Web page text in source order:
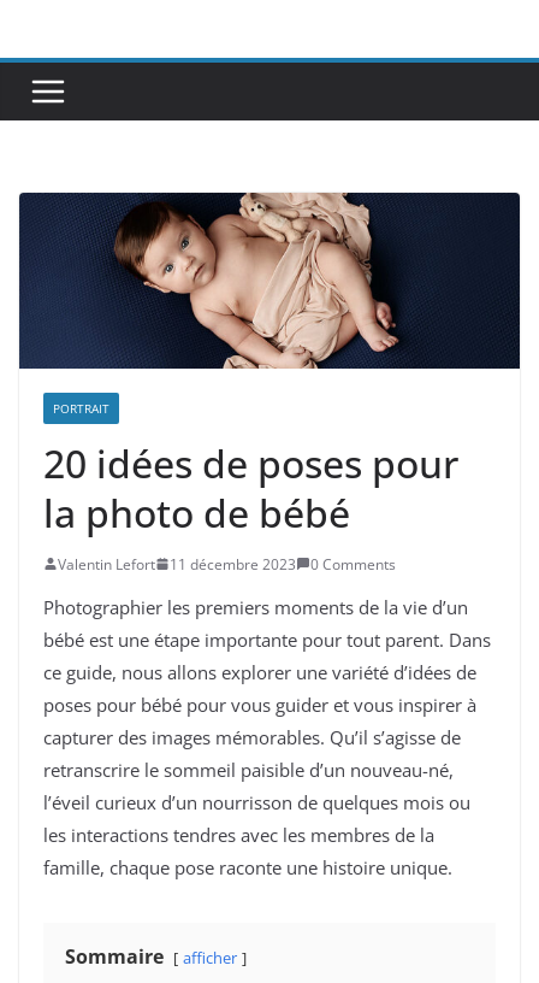
contenu
PORTRAIT
20 idées de poses pour
la photo de bébé
Valentin Lefort 11 décembre 2023 0 Comments
Photographier les premiers moments de la vie d’un
bébé est une étape importante pour tout parent. Dans
ce guide, nous allons explorer une variété d’idées de
poses pour bébé pour vous guider et vous inspirer à
capturer des images mémorables. Qu’il s’agisse de
retranscrire le sommeil paisible d’un nouveau-né,
l’éveil curieux d’un nourrisson de quelques mois ou
les interactions tendres avec les membres de la
famille, chaque pose raconte une histoire unique.
Sommaire afficher